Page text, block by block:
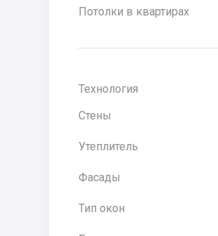
Потолки в квартирах
Технология
Стены
Утеплитель
Фасады
Тип окон